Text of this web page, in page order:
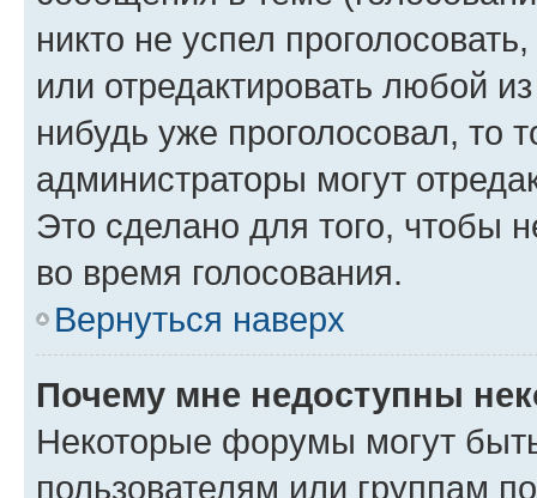
никто не успел
или отредактировать любой
нибудь уже проголосовал, то
администраторы могут
Это сделано для того, чтобы
во время голосования.
Вернуться наверх
Почему мне недоступны
Некоторые форумы могут
пользователям или группам